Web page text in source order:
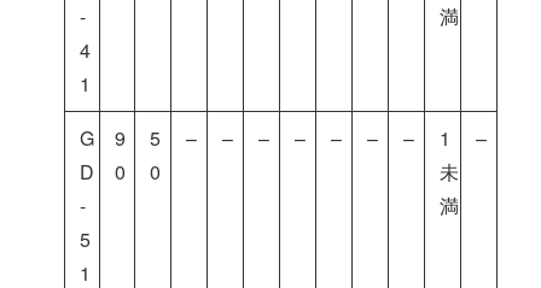
-
4
1
満
G
D
-
5
1
9
0
5
0
– – – – – – –
1
未
満
–